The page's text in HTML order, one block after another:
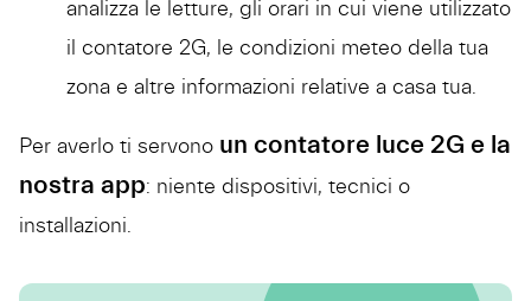
analizza le letture, gli orari in cui viene utilizzato
il contatore 2G, le condizioni meteo della tua
zona e altre informazioni relative a casa tua.
Per averlo ti servono un contatore luce 2G e la
nostra app: niente dispositivi, tecnici o
installazioni.